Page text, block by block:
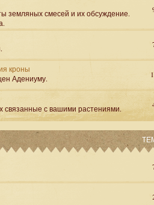
земляных смесей и их обсуждение.
кроны
Адениуму.
связанные с вашими растениями.